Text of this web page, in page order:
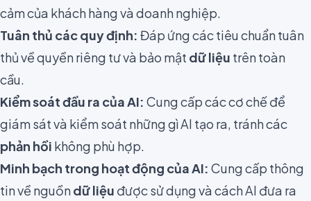
cảm của khách hàng và doanh nghiệp.
Tuân thủ các quy định: Đáp ứng các tiêu chuẩn tuân
thủ về quyền riêng tư và bảo mật dữ liệu trên toàn
cầu.
Kiểm soát đầu ra của AI: Cung cấp các cơ chế để
giám sát và kiểm soát những gì AI tạo ra, tránh các
phản hồi không phù hợp.
Minh bạch trong hoạt động của AI: Cung cấp thông
tin về nguồndữ liệu được sử dụng và cách AI đưa ra